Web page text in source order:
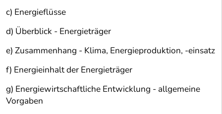
c) Energieflüsse
d) Überblick - Energieträger
e) Zusammenhang - Klima, Energieproduktion, -einsatz
f) Energieinhalt der Energieträger
g) Energiewirtschaftliche Entwicklung - allgemeine
Vorgaben